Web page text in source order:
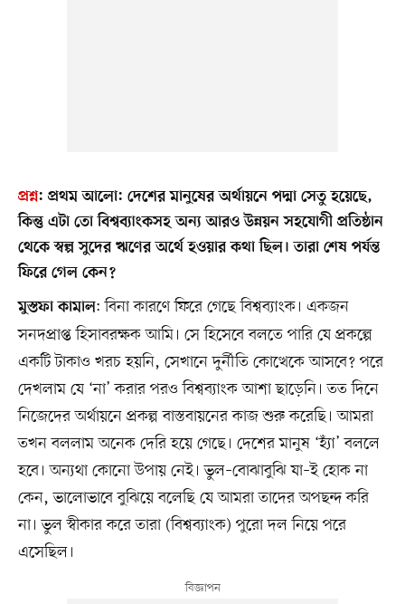
প্রশ্ন: প্রথম আলো: দেশের মানুষের অর্থায়নে পদ্মা সেতু হয়েছে,
কিন্তু এটা তো বিশ্বব্যাংকসহ অন্য আরও উন্নয়ন সহযোগী প্রতিষ্ঠান
থেকে স্বল্প সুদের ঋণের অর্থে হওয়ার কথা ছিল। তারা শেষ পর্যন্ত
ফিরে গেল কেন?
মুস্তফা কামাল: বিনা কারণে ফিরে গেছে বিশ্বব্যাংক। একজন
সনদপ্রাপ্ত হিসাবরক্ষক আমি। সে হিসেবে বলতে পারি যে প্রকল্পে
একটি টাকাও খরচ হয়নি, সেখানে দুর্নীতি কোত্থেকে আসবে? পরে
দেখলাম যে ‘না’ করার পরও বিশ্বব্যাংক আশা ছাড়েনি। তত দিনে
নিজেদের অর্থায়নে প্রকল্প বাস্তবায়নের কাজ শুরু করেছি। আমরা
তখন বললাম অনেক দেরি হয়ে গেছে। দেশের মানুষ ‘হ্যাঁ’ বললে
হবে। অন্যথা কোনো উপায় নেই। ভুল–বোঝাবুঝি যা–ই হোক না
কেন, ভালোভাবে বুঝিয়ে বলেছি যে আমরা তাদের অপছন্দ করি
না। ভুল স্বীকার করে তারা (বিশ্বব্যাংক) পুরো দল নিয়ে পরে
এসেছিল।